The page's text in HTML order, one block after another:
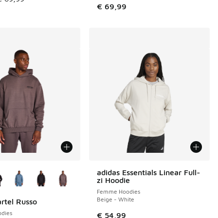
€ 69,99
€ 84,99 à € 55,00
Russo
adidas Essentials Linear Full-
zi Hoodie
Femme Hoodies
Beige - White
€ 54,99